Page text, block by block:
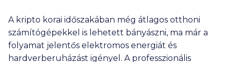
A kripto korai időszakában még átlagos otthoni
számítógépekkel is lehetett bányászni, ma már a
folyamat jelentős elektromos energiát és
hardverberuházást igényel. A professzionális